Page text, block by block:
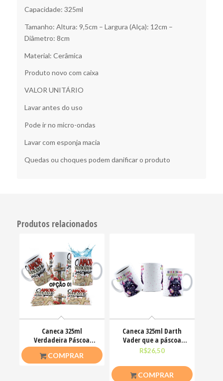
Capacidade: 325ml
Tamanho: Altura: 9,5cm – Largura (Alça): 12cm –
Diâmetro: 8cm
Material: Cerâmica
Produto novo com caixa
VALOR UNITÁRIO
Lavar antes do uso
Pode ir no micro-ondas
Lavar com esponja macia
Quedas ou choques podem danificar o produto
Produtos relacionados
Caneca 325ml
Verdadeira Páscoa
Jesus Cristo O amor
venceu
COMPRAR
Caneca 325ml Darth
Vader que a páscoa
esteja com você
R$26,50
COMPRAR